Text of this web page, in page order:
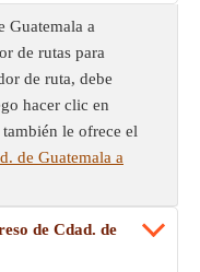
Guatemala a
de rutas para
de ruta, debe
hacer clic en
le ofrece el
de Guatemala a
de Cdad. de